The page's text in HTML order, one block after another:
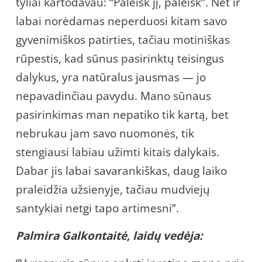
labai norėdamas neperduosi kitam savo
gyvenimiškos patirties, tačiau motiniškas
rūpestis, kad sūnus pasirinktų teisingus
dalykus, yra natūralus jausmas — jo
nepavadinčiau pavydu. Mano sūnaus
pasirinkimas man nepatiko tik kartą, bet
nebrukau jam savo nuomonės, tik
stengiausi labiau užimti kitais dalykais.
Dabar jis labai savarankiškas, daug laiko
praleidžia užsienyje, tačiau mudviejų
santykiai netgi tapo artimesni”.
Palmira Galkontaitė, laidų vedėja: